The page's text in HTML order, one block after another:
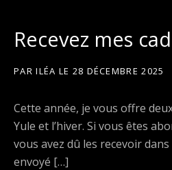
Recevez mes
PARILÉA LE 28 DÉCEMBRE 2025
Cette année, je vous offre
Yule et l’hiver. Si vous êtes
vous avez dû les recevoir
envoyé […]